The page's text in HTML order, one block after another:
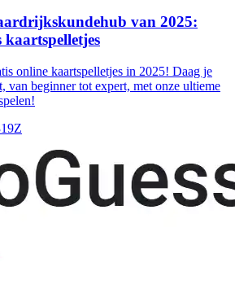
van 2025:
kaartspelletjes
online kaartspelletjes in 2025! Daag je
van beginner tot expert, met onze ultieme